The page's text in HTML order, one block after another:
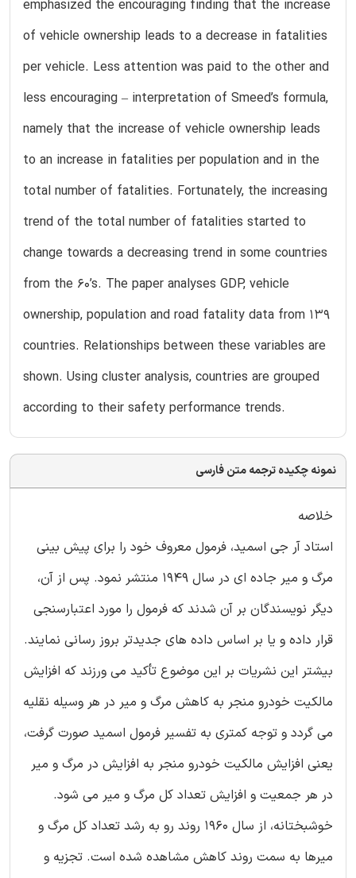
emphasized the encouraging finding that the increase
of vehicle ownership leads to a decrease in fatalities
per vehicle. Less attention was paid to the other and
less encouraging – interpretation of Smeed’s formula,
namely that the increase of vehicle ownership leads
to an increase in fatalities per population and in the
total number of fatalities. Fortunately, the increasing
trend of the total number of fatalities started to
change towards a decreasing trend in some countries
from the 60’s. The paper analyses GDP, vehicle
ownership, population and road fatality data from 139
countries. Relationships between these variables are
shown. Using cluster analysis, countries are grouped
according to their safety performance trends.
نمونه چکیده ترجمه متن فارسی
خلاصه
استاد آر جی اسمید، فرمول معروف خود را برای پیش بینی
مرگ و میر جاده ای در سال 1949 منتشر نمود. پس از آن،
دیگر نویسندگان بر آن شدند كه فرمول را مورد اعتبارسنجی
قرار داده و یا بر اساس داده های جدیدتر بروز رسانی نمایند.
بیشتر این نشریات بر این موضوع تأكید می ورزند كه افزایش
مالکیت خودرو منجر به کاهش مرگ و میر در هر وسیله نقلیه
می گردد و توجه کمتری به تفسیر فرمول اسمید صورت گرفت،
یعنی افزایش مالکیت خودرو منجر به افزایش در مرگ و میر
در هر جمعیت و افزایش تعداد کل مرگ و میر می شود.
خوشبختانه، از سال 1960 روند رو به رشد تعداد کل مرگ و
میرها به سمت روند کاهش مشاهده شده است. تجزیه و